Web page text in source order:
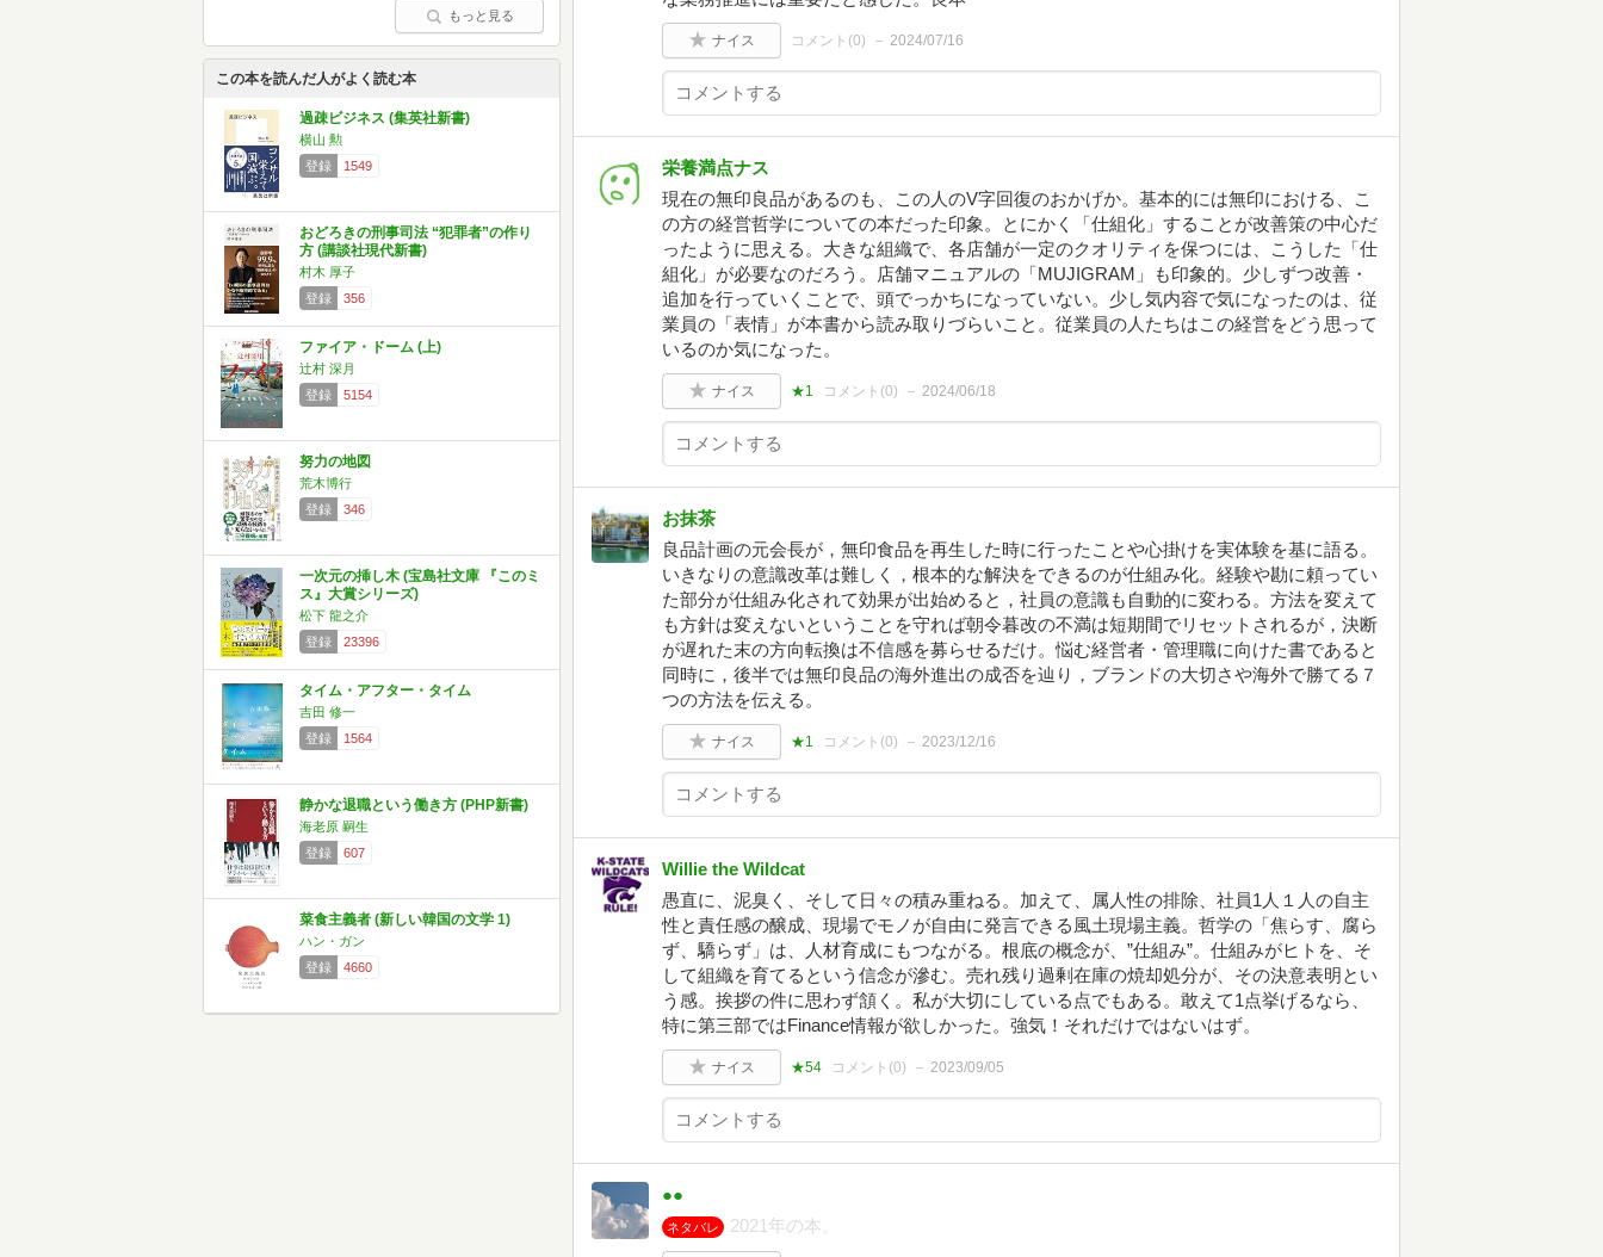
もっと見る
この本を読んだ人がよく読む本
過疎ビジネス (集英社新書)
横山 勲
登録
1549
おどろきの刑事司法 “犯罪者”の作り
方 (講談社現代新書)
村木 厚子
登録
356
ファイア・ドーム (上)
辻村 深月
登録
5154
努力の地図
荒木博行
登録
346
一次元の挿し木 (宝島社文庫 『このミ
ス』大賞シリーズ)
松下 龍之介
登録
23396
タイム・アフター・タイム
吉田 修一
登録
1564
静かな退職という働き方 (PHP新書)
海老原 嗣生
登録
607
菜食主義者 (新しい韓国の文学 1)
ハン・ガン
登録
4660
ナイス コメント(0) 2024/07/16
栄養満点ナス
現在の無印良品があるのも、この人のV字回復のおかげか。基本的には無印における、こ
の方の経営哲学についての本だった印象。とにかく「仕組化」することが改善策の中心だ
ったように思える。大きな組織で、各店舗が一定のクオリティを保つには、こうした「仕
組化」が必要なのだろう。店舗マニュアルの「MUJIGRAM」も印象的。少しずつ改善・
追加を行っていくことで、頭でっかちになっていない。少し気内容で気になったのは、従
業員の「表情」が本書から読み取りづらいこと。従業員の人たちはこの経営をどう思って
いるのか気になった。
ナイス ★1 コメント(0) 2024/06/18
お抹茶
良品計画の元会長が，無印食品を再生した時に行ったことや心掛けを実体験を基に語る。
いきなりの意識改革は難しく，根本的な解決をできるのが仕組み化。経験や勘に頼ってい
た部分が仕組み化されて効果が出始めると，社員の意識も自動的に変わる。方法を変えて
も方針は変えないということを守れば朝令暮改の不満は短期間でリセットされるが，決断
が遅れた末の方向転換は不信感を募らせるだけ。悩む経営者・管理職に向けた書であると
同時に，後半では無印良品の海外進出の成否を辿り，ブランドの大切さや海外で勝てる７
つの方法を伝える。
ナイス ★1 コメント(0) 2023/12/16
Willie the Wildcat
愚直に、泥臭く、そして日々の積み重ねる。加えて、属人性の排除、社員1人１人の自主
性と責任感の醸成、現場でモノが自由に発言できる風土現場主義。哲学の「焦らす、腐ら
ず、驕らず」は、人材育成にもつながる。根底の概念が、”仕組み”。仕組みがヒトを、そ
して組織を育てるという信念が滲む。売れ残り過剰在庫の焼却処分が、その決意表明とい
う感。挨拶の件に思わず頷く。私が大切にしている点でもある。敢えて1点挙げるなら、
特に第三部ではFinance情報が欲しかった。強気！それだけではないはず。
ナイス ★54 コメント(0) 2023/09/05
●●
ネタバレ 2021年の本。